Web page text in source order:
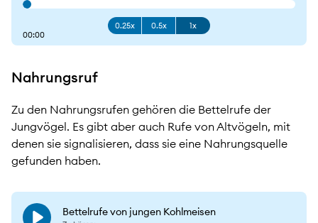
00:00
0.25x 0.5x 1x
Nahrungsruf
Zu den Nahrungsrufen gehören die Bettelrufe der
Jungvögel. Es gibt aber auch Rufe von Altvögeln, mit
denen sie signalisieren, dass sie eine Nahrungsquelle
gefunden haben.
Bettelrufe von jungen Kohlmeisen